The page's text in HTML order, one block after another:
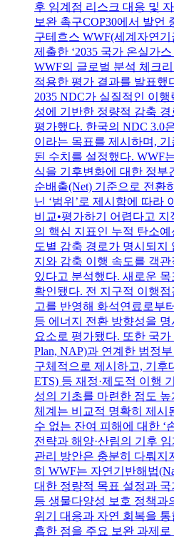
후 임계점 리스크 대응 및
보완 촉구COP30에서 발언
구테흐스 WWF(세계자연
제출한 ‘2035 국가 온실가
WWF의 글로벌 분석 체크리
적용한 평가 결과를 발표했
2035 NDC가 실질적인 이
성에 기반한 정량적 감축
평가했다. 한국의 NDC 3.0
이라는 목표를 제시하며, 기
된 수치를 설정했다. WWF
식을 기후변화에 대한 정부
순배출(Net) 기준으로 전환
닌 ‘범위’로 제시함에 따라
비교•평가하기 어렵다고
의 핵심 지표인 누적 탄소예
도별 감축 경로가 명시되
지와 감축 이행 속도를 객
있다고 분석했다. 새로운
확인됐다. 전 지구적 이행점
고를 반영해 화석연료로부
등 에너지 전환 방향성을
요소로 평가됐다. 또한 국가
Plan, NAP)과 연계한 범정
구체적으로 제시하고, 기
ETS) 등 재정·제도적 이행
성의 기초를 마련한 점도
체계는 비교적 명확히 제시
수 없는 잔여 피해에 대한 ‘
전략과 해양·산림의 기후
관리 방안은 충분히 다뤄지
히 WWF는 자연기반해법
대한 정량적 목표 설정과
등 생물다양성 보호 정책과
위기 대응과 자연 회복을
흡한 점을 주요 보완 과제